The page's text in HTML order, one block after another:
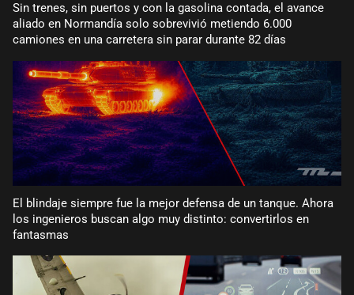
Sin trenes, sin puertos y con la gasolina contada, el avance
aliado en Normandía solo sobrevivió metiendo 6.000
camiones en una carretera sin parar durante 82 días
El blindaje siempre fue la mejor defensa de un tanque. Ahora
los ingenieros buscan algo muy distinto: convertirlos en
fantasmas